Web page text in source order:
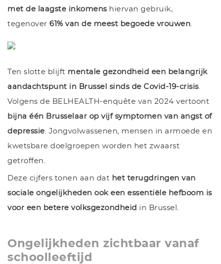
met de laagste inkomenshiervan gebruik,
tegenover 61% van de meest begoede vrouwen.
Ten slotte blijft mentale gezondheid een belangrijk
aandachtspunt in Brussel sinds de Covid-19-crisis.
Volgens de BELHEALTH-enquête van 2024 vertoont
bijna één Brusselaar op vijf symptomen van angst of
depressie. Jongvolwassenen, mensen in armoede en
kwetsbare doelgroepen worden het zwaarst
getroffen.
Deze cijfers tonen aan dat het terugdringen van
sociale ongelijkheden ook een essentiële hefboom is
voor een betere volksgezondheid in Brussel.
Ongelijkheden zichtbaar vanaf
schoolleeftijd